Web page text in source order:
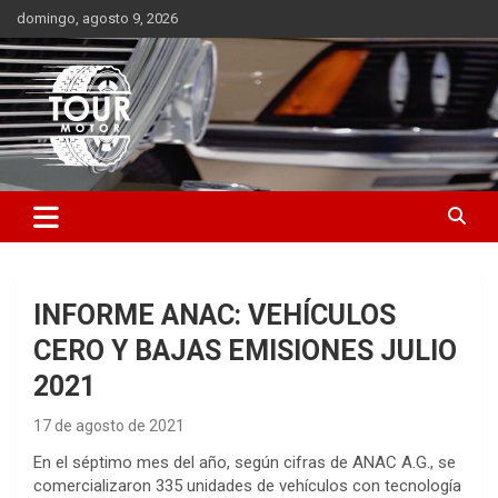
Saltar
al
contenido
domingo, agosto 9, 2026
Tour Motor
Plataforma de contenido audiovisual para el sector automotriz
INFORME ANAC: VEHÍCULOS
CERO Y BAJAS EMISIONES JULIO
2021
17 de agosto de 2021
En el séptimo mes del año, según cifras de ANAC A.G., se
comercializaron 335 unidades de vehículos con tecnología